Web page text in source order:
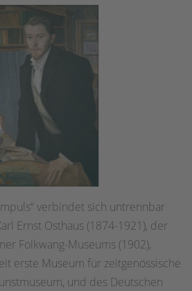
verbindet sich untrennbar
Ernst Osthaus (1874-1921), der
Folkwang-Museums (1902),
erste Museum für zeitgenössische
und des Deutschen